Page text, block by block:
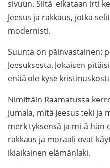
sivuun. Siitä leikataan irti
Jeesus ja rakkaus, jotka
modernisti.
Suunta on päinvastainen:
Jeesuksesta. Jokaisen
enää ole kyse
Nimittäin Raamatussa
Jumala, mitä Jeesus teki ja
merkityksensä ja mitä hän
rakkaus ja moraali ovat
ikiaikainen elämänlaki.